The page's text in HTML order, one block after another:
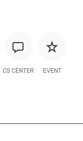
CS CENTER EVENT